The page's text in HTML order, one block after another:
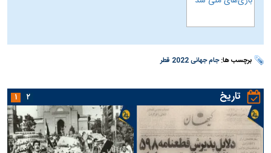
برچسب ها:جام جهانی 2022 قطر
تاریخ ۱ ۲